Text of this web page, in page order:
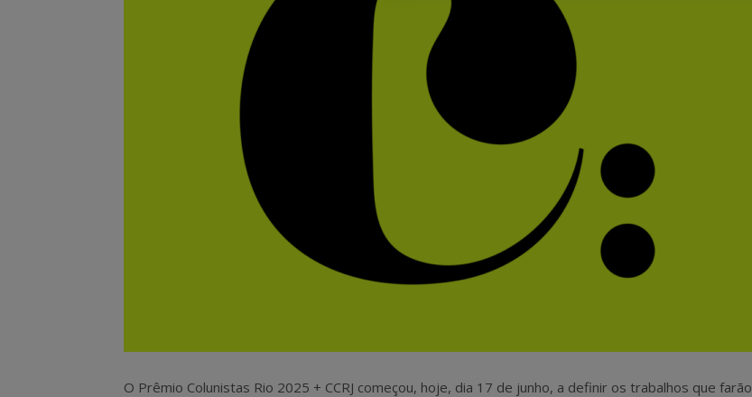
O Prêmio Colunistas Rio 2025 + CCRJ começou, hoje, dia 17 de junho, a definir os trabalhos que farão